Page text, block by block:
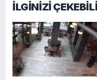
İLGİNİZİ